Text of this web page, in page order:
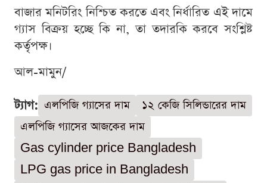
বাজার মনিটরিং নিশ্চিত করতে এবং নির্ধারিত এই দামে
গ্যাস বিক্রয় হচ্ছে কি না, তা তদারকি করবে সংশ্লিষ্ট
কর্তৃপক্ষ।
আল-মামুন/
ট্যাগ: এলপিজি গ্যাসের দাম
১২ কেজি সিলিন্ডারের দাম
এলপিজি গ্যাসের আজকের দাম
Gas cylinder price Bangladesh
LPG gas price in Bangladesh